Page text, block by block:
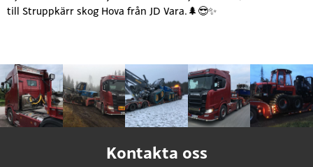
till Struppkärr skog Hova från JD Vara.🌲😎✨
Kontakta oss